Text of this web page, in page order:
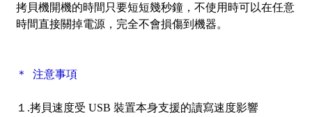
拷貝機開機的時間只要短短幾秒鐘，不使用時可以在任意
時間直接關掉電源，完全不會損傷到機器。
＊ 注意事項
１.拷貝速度受 USB 裝置本身支援的讀寫速度影響